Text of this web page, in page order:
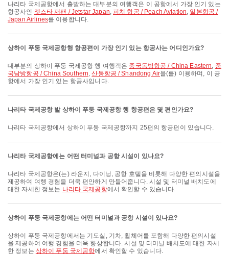
나리타 국제공항에서 출발하는 대부분의 여행객은 이 공항에서 가장 인기 있는
항공사인 젯스타 재팬 / Jetstar Japan,피치 항공 / Peach Aviation, 일본항공 /
Japan Airlines를 이용합니다.
상하이 푸둥 국제공항행 항공편이 가장 인기 있는 항공사는 어디인가요?
대부분의 상하이 푸둥 국제공항 행 여행객은 중국동방항공 / China Eastern, 중
국남방항공 / China Southern,산둥항공 / Shandong Air을(를) 이용하며, 이 공
항에서 가장 인기 있는 항공사입니다.
나리타 국제공항 발 상하이 푸둥 국제공항 행 항공편은 몇 편인가요?
나리타 국제공항에서 상하이 푸둥 국제공항까지 25편의 항공편이 있습니다.
나리타 국제공항에는 어떤 터미널과 공항 시설이 있나요?
나리타 국제공항은(는) 라운지, 다이닝, 공항 호텔을 비롯해 다양한 편의시설을
제공하여 여행 경험을 더욱 편안하게 만들어줍니다. 시설 및 터미널 배치도에
대한 자세한 정보는 나리타 국제공항에서 확인할 수 있습니다.
상하이 푸둥 국제공항에는 어떤 터미널과 공항 시설이 있나요?
상하이 푸둥 국제공항에서는 기도실, 기차, 휠체어를 포함해 다양한 편의시설
을 제공하여 여행 경험을 더욱 향상합니다. 시설 및 터미널 배치도에 대한 자세
한 정보는 상하이 푸둥 국제공항에서 확인할 수 있습니다.